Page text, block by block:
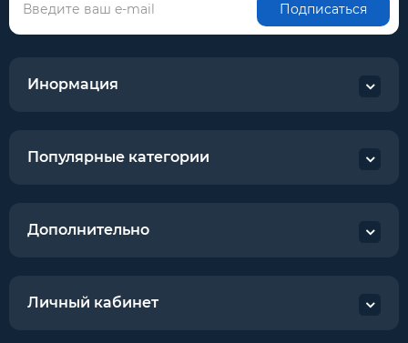
Подписаться
Инормация
Популярные категории
Дополнительно
Личный кабинет